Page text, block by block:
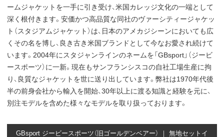
ームジャケットを一手に引き受け、米国カレッジ文化の一端として
深く根付きます。安価かつ高品質な同社のヴァーシティージャケッ
ト（スタジアムジャケット）は、日本のアメカジシーンにおいても広
くその名を博し、良き古き米国ブランドとして今なお愛され続けて
います。2004年にスタジャンラインのネームを「GBsport」（ジービ
ースポーツ）に一新。現在もサンフランシスコの自社工場生産に拘
り、良質なジャケットを世に送り出しています。弊社は1970年代後
半の前身会社から輸入を開始、30年以上に渡る知識と経験を元に、
別注モデルを含めた様々なモデルを取り扱っております。
GBsport ジービースポーツ（旧ゴールデンベアー） ｜ 無地セットイ